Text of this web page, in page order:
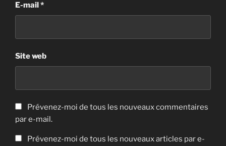
E-mail*
Site web
Prévenez-moi de tous les nouveaux commentaires
par e-mail.
Prévenez-moi de tous les nouveaux articles par e-